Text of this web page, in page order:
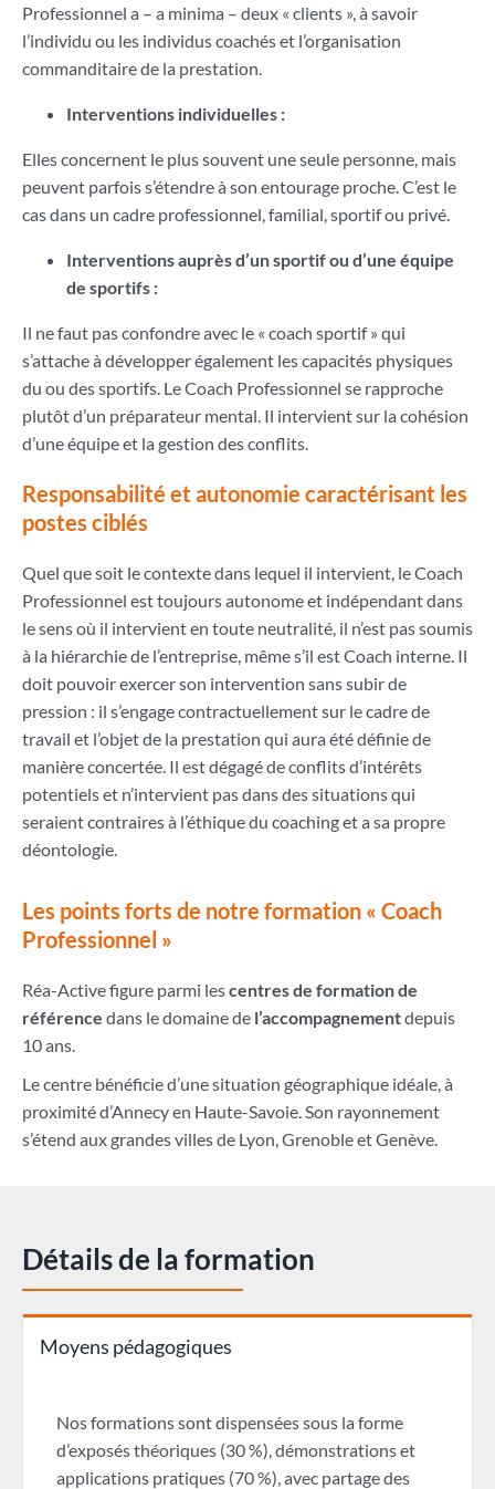
Professionnel a – a minima – deux « clients », à savoir
l’individu ou les individus coachés et l’organisation
commanditaire de la prestation.
Interventions individuelles :
Elles concernent le plus souvent une seule personne, mais
peuvent parfois s’étendre à son entourage proche. C’est le
cas dans un cadre professionnel, familial, sportif ou privé.
Interventions auprès d’un sportif ou d’une équipe
de sportifs :
Il ne faut pas confondre avec le « coach sportif » qui
s’attache à développer également les capacités physiques
du ou des sportifs. Le Coach Professionnel se rapproche
plutôt d’un préparateur mental. Il intervient sur la cohésion
d’une équipe et la gestion des conflits.
Responsabilité et autonomie caractérisant les
postes ciblés
Quel que soit le contexte dans lequel il intervient, le Coach
Professionnel est toujours autonome et indépendant dans
le sens où il intervient en toute neutralité, il n’est pas soumis
à la hiérarchie de l’entreprise, même s’il est Coach interne. Il
doit pouvoir exercer son intervention sans subir de
pression : il s’engage contractuellement sur le cadre de
travail et l’objet de la prestation qui aura été définie de
manière concertée. Il est dégagé de conflits d’intérêts
potentiels et n’intervient pas dans des situations qui
seraient contraires à l’éthique du coaching et a sa propre
déontologie.
Les points forts de notre formation « Coach
Professionnel »
Réa-Active figure parmi lescentres de formation de
référence dans le domaine de l’accompagnementdepuis
10 ans.
Le centre bénéficie d’une situation géographique idéale, à
proximité d’Annecy en Haute-Savoie. Son rayonnement
s’étend aux grandes villes de Lyon, Grenoble et Genève.
Détails de la formation
Moyens pédagogiques
Nos formations sont dispensées sous la forme
d’exposés théoriques (30 %), démonstrations et
applications pratiques (70 %), avec partage des